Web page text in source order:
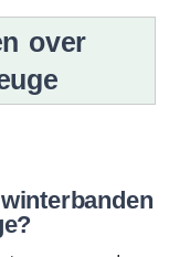
over